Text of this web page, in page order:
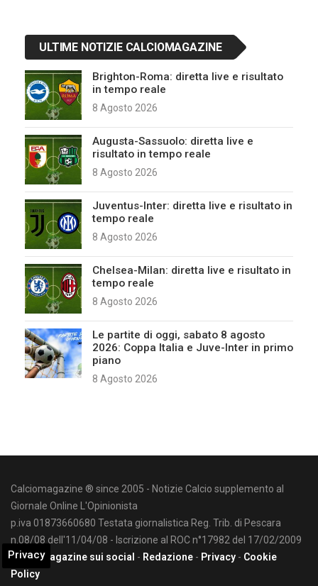
ULTIME NOTIZIE CALCIOMAGAZINE
Brighton-Roma: diretta live e risultato
in tempo reale
8 Agosto 2026
Augusta-Sassuolo: diretta live e
risultato in tempo reale
8 Agosto 2026
Juventus-Inter: diretta live e risultato in
tempo reale
8 Agosto 2026
Chelsea-Milan: diretta live e risultato in
tempo reale
8 Agosto 2026
Le partite di oggi, sabato 8 agosto
2026: Coppa Italia e Juve-Inter in primo
piano
8 Agosto 2026
Calciomagazine ® since 2005 - Notizie Calcio supplemento al
Giornale Online L'Opinionista
p.iva 01873660680 Testata giornalistica Reg. Trib. di Pescara
n.08/08 dell'11/04/08 - Iscrizione al ROC n°17982 del 17/02/2009
Calciomagazine sui social - Redazione - Privacy - Cookie
Policy
Privacy